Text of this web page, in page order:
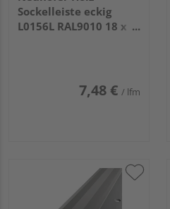
Sockelleiste eckig
L0156L RAL9010 18 x
7,48 € / lfm